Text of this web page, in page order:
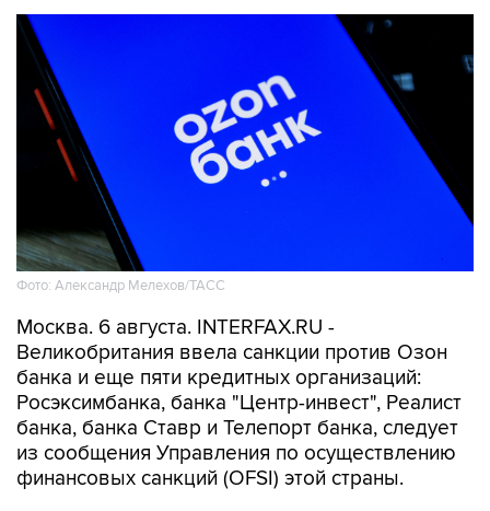
Фото: Александр Мелехов/ТАСС
Москва. 6 августа. INTERFAX.RU -
Великобритания ввела санкции против Озон
банка и еще пяти кредитных организаций:
Росэксимбанка, банка "Центр-инвест", Реалист
банка, банка Ставр и Телепорт банка, следует
из сообщения Управления по осуществлению
финансовых санкций (OFSI) этой страны.